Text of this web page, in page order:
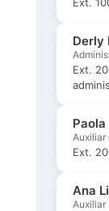
Derly
Ext.
Auxiliar
Ext.
Ana
Auxiliar